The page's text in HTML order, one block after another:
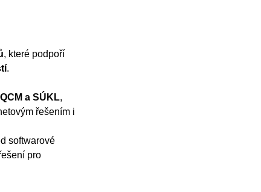
, které podpoří
.
a SÚKL,
řešením i
softwarové
pro